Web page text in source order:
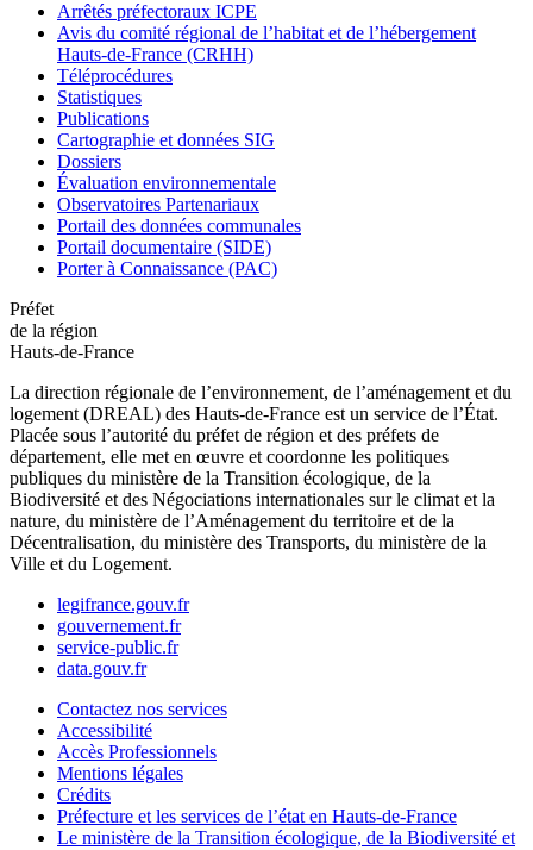
Arrêtés préfectoraux ICPE
Avis du comité régional de l’habitat et de l’hébergement
Hauts-de-France (CRHH)
Téléprocédures
Statistiques
Publications
Cartographie et données SIG
Dossiers
Évaluation environnementale
Observatoires Partenariaux
Portail des données communales
Portail documentaire (SIDE)
Porter à Connaissance (PAC)
Préfet
de la région
Hauts-de-France
La direction régionale de l’environnement, de l’aménagement et du
logement (DREAL) des Hauts-de-France est un service de l’État.
Placée sous l’autorité du préfet de région et des préfets de
département, elle met en œuvre et coordonne les politiques
publiques du ministère de la Transition écologique, de la
Biodiversité et des Négociations internationales sur le climat et la
nature, du ministère de l’Aménagement du territoire et de la
Décentralisation, du ministère des Transports, du ministère de la
Ville et du Logement.
legifrance.gouv.fr
gouvernement.fr
service-public.fr
data.gouv.fr
Contactez nos services
Accessibilité
Accès Professionnels
Mentions légales
Crédits
Préfecture et les services de l’état en Hauts-de-France
Le ministère de la Transition écologique, de la Biodiversité et